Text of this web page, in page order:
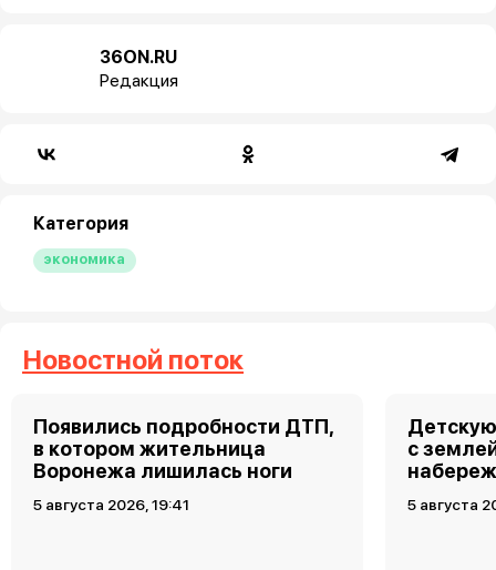
36ON.RU
Редакция
Категория
экономика
Новостной поток
Появились подробности ДТП,
в котором жительница
Воронежа лишилась ноги
5 августа 2026, 19:41
с
5 августа